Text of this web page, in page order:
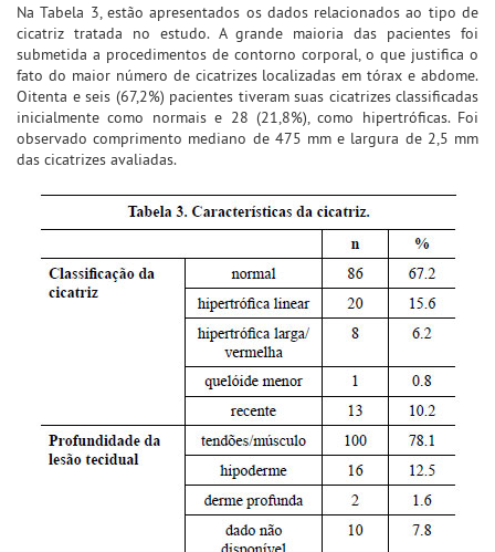
Na Tabela 3, estão apresentados os dados relacionados ao tipo de
cicatriz tratada no estudo. A grande maioria das pacientes foi
submetida a procedimentos de contorno corporal, o que justifica o
fato do maior número de cicatrizes localizadas em tórax e abdome.
Oitenta e seis (67,2%) pacientes tiveram suas cicatrizes classificadas
inicialmente como normais e 28 (21,8%), como hipertróficas. Foi
observado comprimento mediano de 475 mm e largura de 2,5 mm
das cicatrizes avaliadas.